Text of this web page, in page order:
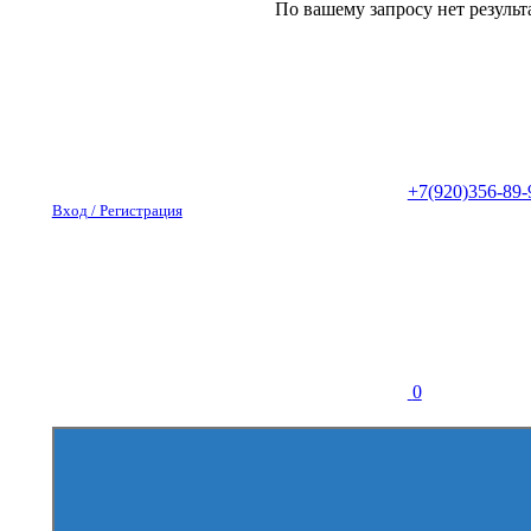
По вашему запросу нет
+7(920)356-89-
Вход / Регистрация
0